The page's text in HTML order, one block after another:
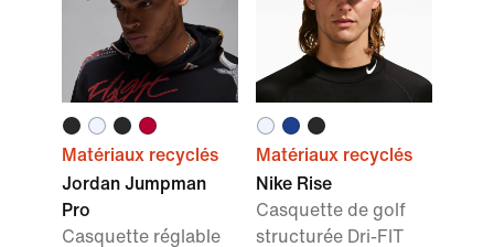
Matériaux recyclés
Jordan Jumpman
Pro
Casquette réglable
Matériaux recyclés
Nike Rise
Casquette de golf
structurée Dri-FIT